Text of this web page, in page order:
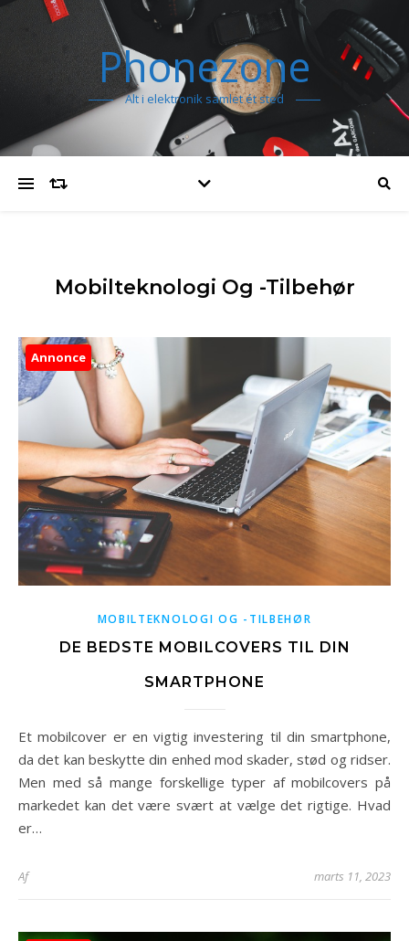
Phonezone
Alt i elektronik samlet ét sted
Mobilteknologi Og -tilbehør
Annonce
MOBILTEKNOLOGI OG -TILBEHØR
DE BEDSTE MOBILCOVERS TIL DIN
SMARTPHONE
Et mobilcover er en vigtig investering til din smartphone,
da det kan beskytte din enhed mod skader, stød og ridser.
Men med så mange forskellige typer af mobilcovers på
markedet kan det være svært at vælge det rigtige. Hvad
er…
Af marts 11, 2023